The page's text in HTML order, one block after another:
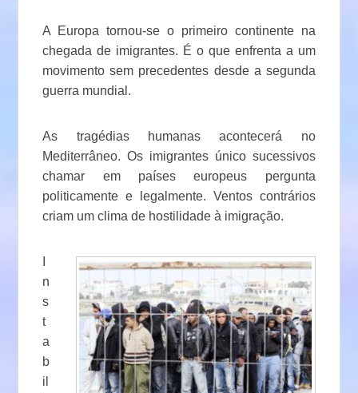
A Europa tornou-se o primeiro continente na
chegada de imigrantes. É o que enfrenta a um
movimento sem precedentes desde a segunda
guerra mundial.
As tragédias humanas acontecerá no
Mediterrâneo. Os imigrantes único sucessivos
chamar em países europeus pergunta
politicamente e legalmente. Ventos contrários
criam um clima de hostilidade à imigração.
n
s
t
a
b
il